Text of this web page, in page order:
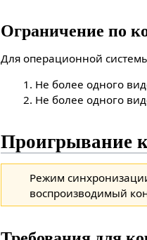
Ограничение по
Для операционной
Не более одного
Не более одного
Проигрывание
Режим
воспроизводимый